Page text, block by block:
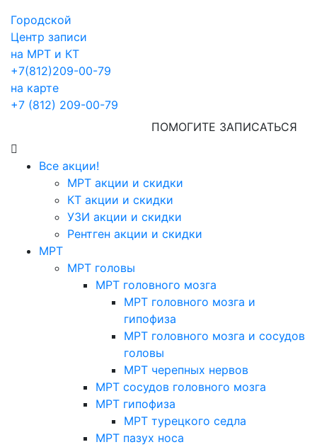
Городской
Центр записи
на МРТ и КТ
+7(812)209-00-79
на карте
+7 (812) 209-00-79
ПОМОГИТЕ ЗАПИСАТЬСЯ
Все акции!
МРТ акции и скидки
КТ акции и скидки
УЗИ акции и скидки
Рентген акции и скидки
МРТ
МРТ головы
МРТ головного мозга
МРТ головного мозга и
гипофиза
МРТ головного мозга и сосудов
головы
МРТ черепных нервов
МРТ сосудов головного мозга
МРТ гипофиза
МРТ турецкого седла
МРТ пазух носа